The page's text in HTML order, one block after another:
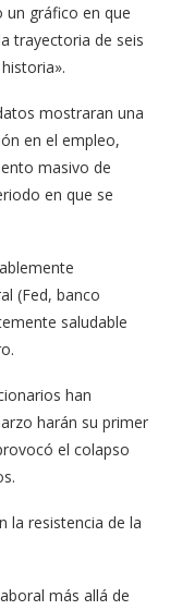
un gráfico en que
trayectoria de seis
mostraran una
en el empleo,
masivo de
en que se
(Fed, banco
saludable
han
harán su primer
el colapso
la resistencia de la
más allá de